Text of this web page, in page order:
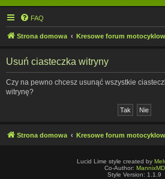
FAQ
Strona domowa Kresowe forum
Usuń ciasteczka witryny
Czy na pewno chcesz usunąć wszystkie
witrynę?
Strona domowa Kresowe forum
Lucid Lime style created by
Co-Author: MannixMD
Style Version: 1.1.9